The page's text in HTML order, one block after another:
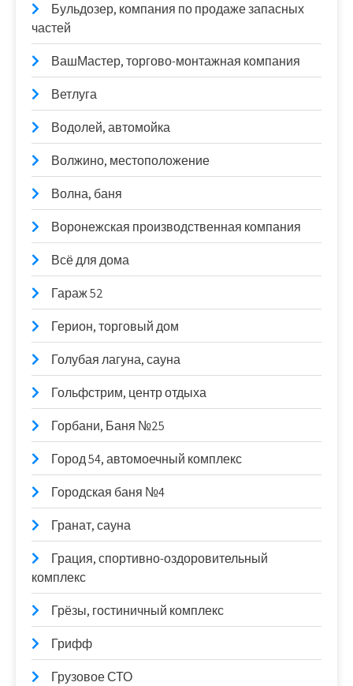
Бульдозер, компания по продаже запасных
частей
ВашМастер, торгово-монтажная компания
Ветлуга
Водолей, автомойка
Волжино, местоположение
Волна, баня
Воронежская производственная компания
Всё для дома
Гараж 52
Герион, торговый дом
Голубая лагуна, сауна
Гольфстрим, центр отдыха
Горбани, Баня №25
Город 54, автомоечный комплекс
Городская баня №4
Гранат, сауна
Грация, спортивно-оздоровительный
комплекс
Грёзы, гостиничный комплекс
Грифф
Грузовое СТО